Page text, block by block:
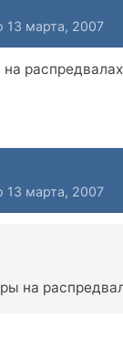
13 марта, 2007
13 марта, 2007
на